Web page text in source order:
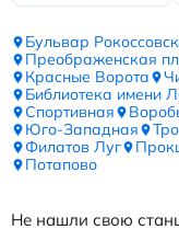
Бульвар
Преображенская
Красные Ворота
Библиотека имени
Спортивная
Юго-Западная
Филатов Луг
Потапово
Не нашли свою